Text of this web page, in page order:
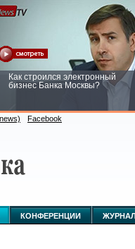
Как строился электронный
бизнес Банка Москвы?
Facebook
КОНФЕРЕНЦИИ